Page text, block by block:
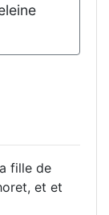
fille de
et et